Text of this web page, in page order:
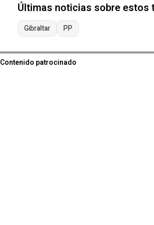
Últimas noticias sobre estos
Gibraltar PP
Contenido patrocinado